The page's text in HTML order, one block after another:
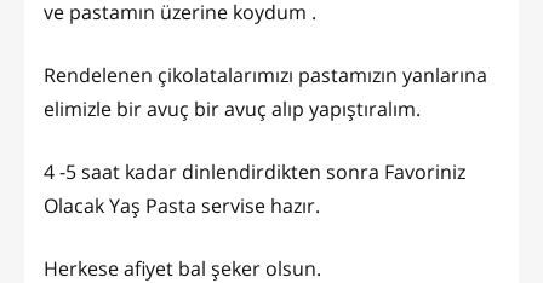
ve pastamın üzerine koydum .
Rendelenen çikolatalarımızı pastamızın yanlarına
elimizle bir avuç bir avuç alıp yapıştıralım.
4 -5 saat kadar dinlendirdikten sonra Favoriniz
Olacak Yaş Pasta servise hazır.
Herkese afiyet bal şeker olsun.